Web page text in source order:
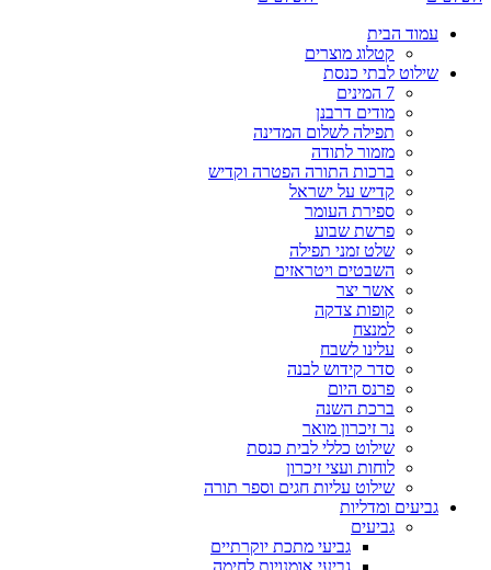
עמוד הבית
קטלוג מוצרים
שילוט לבתי כנסת
7 המינים
מודים דרבנן
תפילה לשלום המדינה
מזמור לתודה
ברכות התורה הפטרה וקדיש
קדיש על ישראל
ספירת העומר
פרשת שבוע
שלט זמני תפילה
השבטים ויטראזים
אשר יצר
קופות צדקה
למנצח
עלינו לשבח
סדר קידוש לבנה
פרנס היום
ברכת השנה
נר זיכרון מואר
שילוט כללי לבית כנסת
לוחות ועצי זיכרון
שילוט עליות חגים וספר תורה
גביעים ומדליות
גביעים
גביעי מתכת יוקרתיים
גביעי אומנויות לחימה